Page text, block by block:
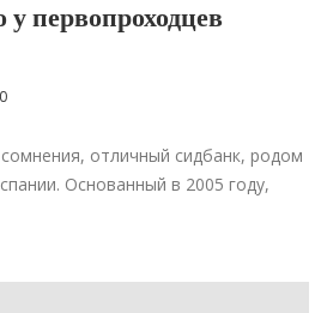
у первопроходцев
0
отличный сидбанк, родом
Основанный в 2005 году,